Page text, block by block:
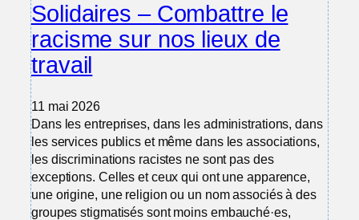
Solidaires – Combattre le
racisme sur nos lieux de
travail
11 mai 2026
Dans les entreprises, dans les administrations, dans
les services publics et même dans les associations,
les discriminations racistes ne sont pas des
exceptions. Celles et ceux qui ont une apparence,
une origine, une religion ou un nom associés à des
groupes stigmatisés sont moins embauché·es,